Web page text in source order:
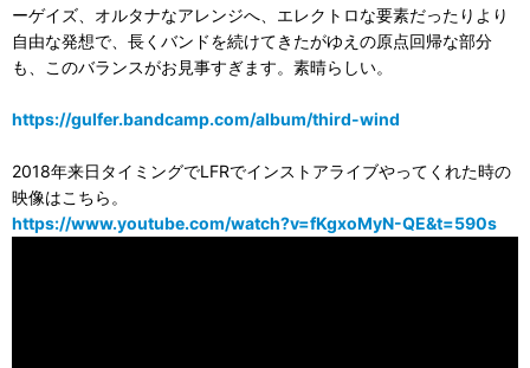
ーゲイズ、オルタナなアレンジへ、エレクトロな要素だったりより
自由な発想で、長くバンドを続けてきたがゆえの原点回帰な部分
も、このバランスがお見事すぎます。素晴らしい。
https://gulfer.bandcamp.com/album/third-wind
2018年来日タイミングでLFRでインストアライブやってくれた時の
映像はこちら。
https://www.youtube.com/watch?v=fKgxoMyN-QE&t=590s